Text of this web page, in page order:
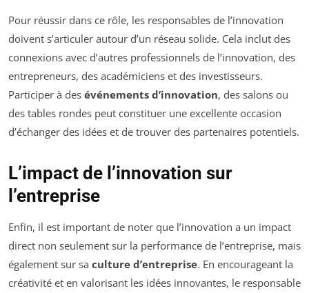
Pour réussir dans ce rôle, les responsables de l’innovation
doivent s’articuler autour d’un réseau solide. Cela inclut des
connexions avec d’autres professionnels de l’innovation, des
entrepreneurs, des académiciens et des investisseurs.
Participer à des événements d’innovation, des salons ou
des tables rondes peut constituer une excellente occasion
d’échanger des idées et de trouver des partenaires potentiels.
L’impact de l’innovation sur
l’entreprise
Enfin, il est important de noter que l’innovation a un impact
direct non seulement sur la performance de l’entreprise, mais
également sur sa culture d’entreprise. En encourageant la
créativité et en valorisant les idées innovantes, le responsable